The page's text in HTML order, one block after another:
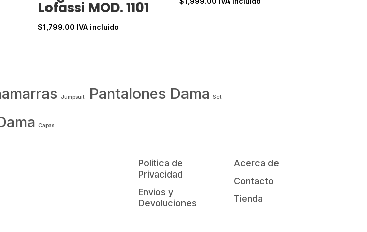
Lofassi MOD. 1101
$1,799.00 IVA incluido
Jumpsuit Pantalones Dama Set
Capas
Politica de
Privacidad
Envios y
Devoluciones
Acerca de
Contacto
Tienda